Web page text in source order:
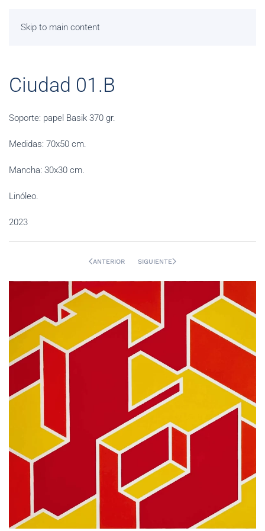
Skip to main content
Ciudad 01.B
Soporte: papel Basik 370 gr.
Medidas: 70x50 cm.
Mancha: 30x30 cm.
Linóleo.
2023
ANTERIOR SIGUIENTE
AMOLIAR